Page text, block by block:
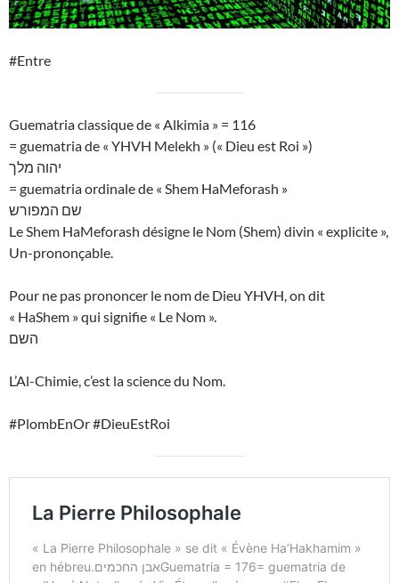
#Entre
Guematria classique de « Alkimia » = 116
= guematria de « YHVH Melekh » (« Dieu est Roi »)
יהוה מלך
= guematria ordinale de « Shem HaMeforash »
שם המפורש
Le Shem HaMeforash désigne le Nom (Shem) divin « explicite »,
Un-prononçable.
Pour ne pas prononcer le nom de Dieu YHVH, on dit
« HaShem » qui signifie « Le Nom ».
השם
L’Al-Chimie, c’est la science du Nom.
#PlombEnOr #DieuEstRoi